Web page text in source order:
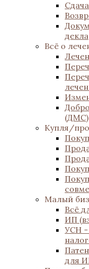
Всё о
(ДМС)
Купля/
Малый
Всё
ИП
УСН -
для